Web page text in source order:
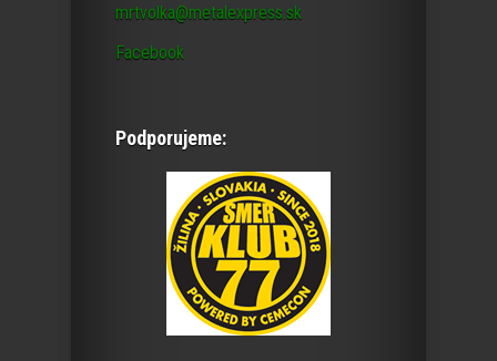
mrtvolka@metalexpress.sk
Facebook
Podporujeme: